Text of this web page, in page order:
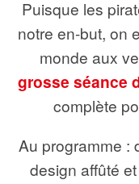
Puisque les
notre en-but, on
monde aux
grosse séance
complète
Au programme :
design affûté